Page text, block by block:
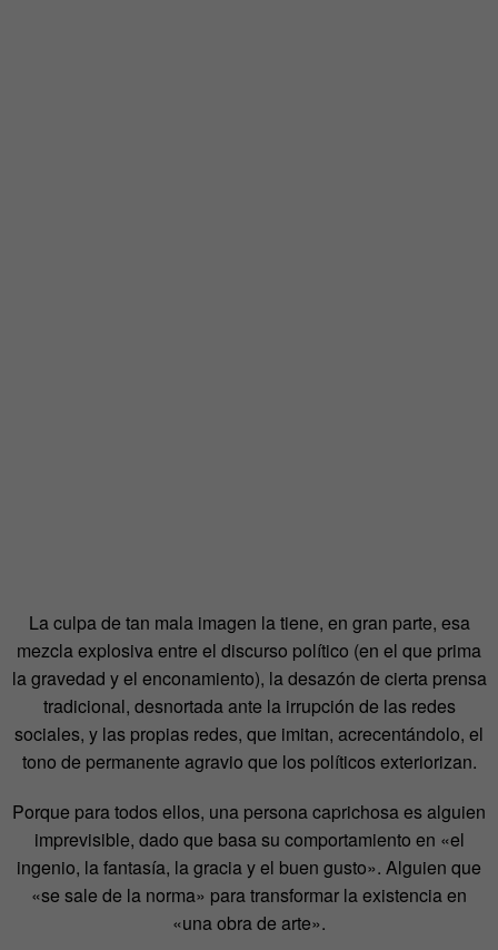
La culpa de tan mala imagen la tiene, en gran parte, esa
mezcla explosiva entre el discurso político (en el que prima
la gravedad y el enconamiento), la desazón de cierta prensa
tradicional, desnortada ante la irrupción de las redes
sociales, y las propias redes, que imitan, acrecentándolo, el
tono de permanente agravio que los políticos exteriorizan.
Porque para todos ellos, una persona caprichosa es alguien
imprevisible, dado que basa su comportamiento en «el
ingenio, la fantasía, la gracia y el buen gusto». Alguien que
«se sale de la norma» para transformar la existencia en
«una obra de arte».